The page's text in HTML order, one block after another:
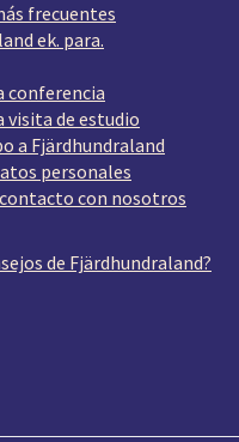
frecuentes
ek. para.
conferencia
visita de estudio
a Fjärdhundraland
personales
con nosotros
de Fjärdhundraland?